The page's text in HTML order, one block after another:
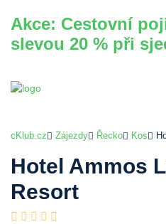
Akce: Cestovní
slevou 20 % při
cKlub.cz Zájezdy Řecko Kos
Hotel Ammos
Resort